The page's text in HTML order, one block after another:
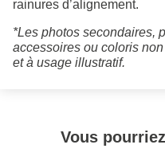
rainures d’alignement.
*Les photos secondaires,
accessoires ou coloris
et à usage illustratif.
Vous